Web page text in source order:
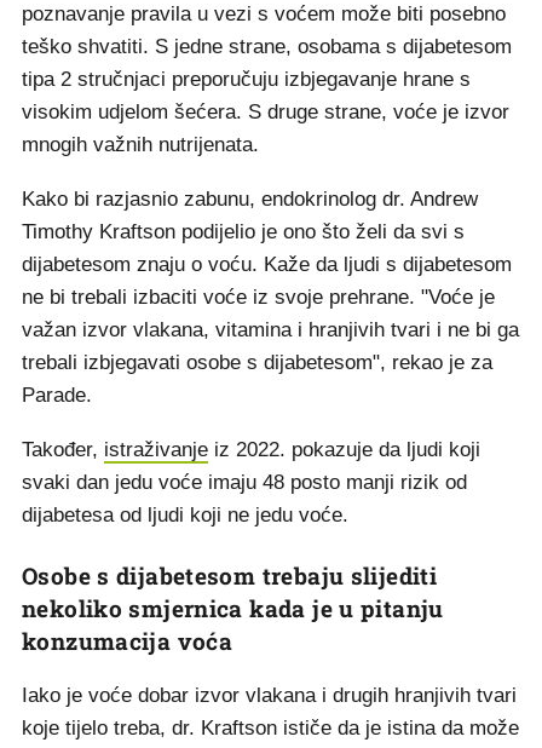
poznavanje pravila u vezi s voćem može biti posebno
teško shvatiti. S jedne strane, osobama s dijabetesom
tipa 2 stručnjaci preporučuju izbjegavanje hrane s
visokim udjelom šećera. S druge strane, voće je izvor
mnogih važnih nutrijenata.
Kako bi razjasnio zabunu, endokrinolog dr. Andrew
Timothy Kraftson podijelio je ono što želi da svi s
dijabetesom znaju o voću. Kaže da ljudi s dijabetesom
ne bi trebali izbaciti voće iz svoje prehrane. "Voće je
važan izvor vlakana, vitamina i hranjivih tvari i ne bi ga
trebali izbjegavati osobe s dijabetesom", rekao je za
Parade.
Također, istraživanje iz 2022. pokazuje da ljudi koji
svaki dan jedu voće imaju 48 posto manji rizik od
dijabetesa od ljudi koji ne jedu voće.
Osobe s dijabetesom trebaju slijediti
nekoliko smjernica kada je u pitanju
konzumacija voća
Iako je voće dobar izvor vlakana i drugih hranjivih tvari
koje tijelo treba, dr. Kraftson ističe da je istina da može